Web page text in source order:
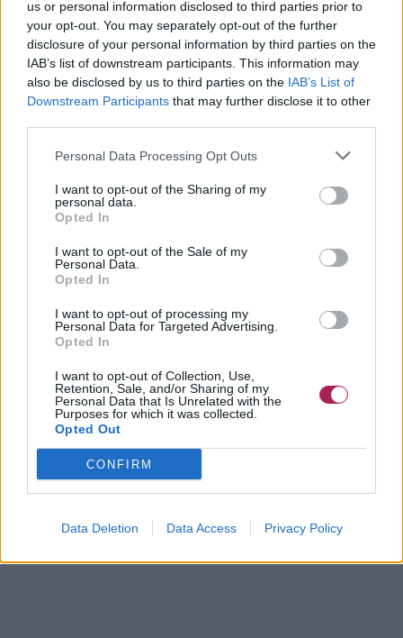
us or personal information disclosed to third parties prior to
your opt-out. You may separately opt-out of the further
disclosure of your personal information by third parties on the
IAB’s list of downstream participants. This information may
also be disclosed by us to third parties on the IAB’s List of
Downstream Participants that may further disclose it to other
Personal Data Processing Opt Outs
I want to opt-out of the Sharing of my
personal data.
Opted In
I want to opt-out of the Sale of my
Personal Data.
Opted In
I want to opt-out of processing my
Personal Data for Targeted Advertising.
Opted In
I want to opt-out of Collection, Use,
Retention, Sale, and/or Sharing of my
Personal Data that Is Unrelated with the
Purposes for which it was collected.
Opted Out
CONFIRM
Data Deletion Data Access Privacy Policy